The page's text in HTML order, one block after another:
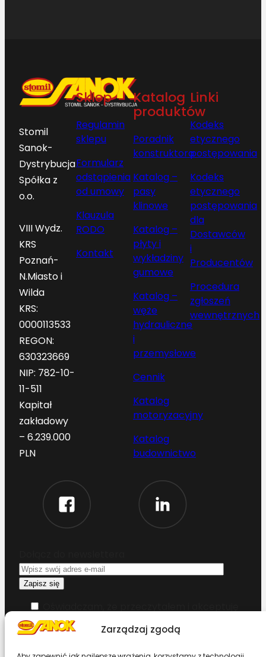
Zarządzaj zgodą
Stomil
Sanok-
Dystrybucja
Spółka z
o.o.
VIII Wydz.
KRS
Poznań-
N.Miasto i
Wilda
KRS:
0000113533
REGON:
630323669
NIP: 782-10-
11-511
Kapitał
zakładowy
– 6.239.000
PLN
Sklep
Regulamin
sklepu
Formularz
odstąpienia
od umowy
Klauzula
RODO
Kontakt
Katalog
produktów
Poradnik
konstruktora
Katalog –
pasy
klinowe
Katalog –
płyty i
wykładziny
gumowe
Katalog –
węże
hydrauliczne
i
przemysłowe
Cennik
Katalog
motoryzacyjny
Katalog
budownictwo
Linki
Kodeks
etycznego
postępowania
Kodeks
etycznego
postępowania
dla
Dostawców
i
Producentów
Procedura
zgłoszeń
wewnętrznych
warunki korzystania z serwisu
Chcesz zostać dystrybutorem?